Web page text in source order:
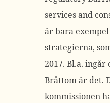
services and
är bara
strategierna,
2017. Bl.a.
Bråttom är det.
kommissionen